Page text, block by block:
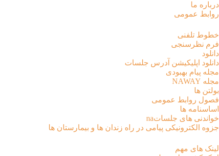
درباره ما
روابط عمومی
خطوط تلفنی
فرم نظرسنجی
دانلود
دانلود اپلیکیشن آدرس جلسات
مجله پیام بهبودی
مجله NAWAY
بولتن ها
فصول روابط عمومی
اساسنامه ها
خواندنی های جلساتna
جزوه الکترونیکی پیامی در راه زندان ها و بیمارستان ها
لینک های مهم